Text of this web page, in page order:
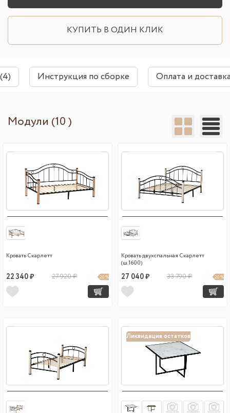
КУПИТЬ В ОДИН КЛИК
Инструкция по сборке Оплата и
Модули (10 )
Кровать Скарлетт
22 340 ₽ 27 920 ₽ 20 %
Кровать двухспальная Скарлетт
(ш.1600)
27 040 ₽ 33 790 ₽ 20 %
Ликвидация остатков